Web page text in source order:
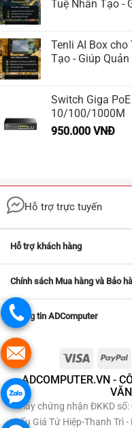
Tuệ Nhân Tạo -
Tenli AI Box cho
Tạo - Giúp
Switch Giga
10/100/1000M
950.000 VNĐ
Hỗ trợ trực tuyến
Hỗ trợ khách hàng
Chính sách Mua hàng và Bảo
Thông tin ADComputer
ADCOMPUTER.VN -
Giấy chứng nhận ĐKKD
Đấu Giá Tứ Hiệp-Thanh Trì